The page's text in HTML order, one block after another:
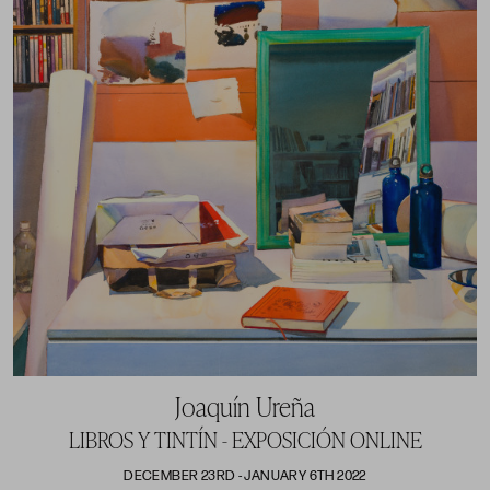
También y de su mano fui invitado a participar en
colectivas importantes como la de “50 años de
Realismo Español “en la sala Baluarte del
Ayuntamiento de Tres Cantos.
Para mí es un gozo estar en Madrid por razones
familiares y de amistad, imaginaros poder disfrutar
aparte de su acogida, de sus equipamientos
culturales y encima con una exposición montada.
En cuanto a mi pintura siempre me he sentido atraído
por el realismo, utilizando la acuarela y usando el
formato como una herramienta más. No tanto por
saltarme las reglas sino para expresarme con mayor
libertad. No da el mismo resultado, un tema en
formato habitual que el mismo tema usando un
formato mayor.
Joaquín Ureña
LIBROS Y TINTÍN - EXPOSICIÓN ONLINE
DECEMBER 23RD - JANUARY 6TH 2022